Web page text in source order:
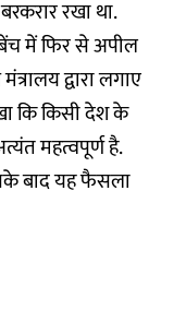
रखा था.
में फिर से अपील
द्वारा लगाए
कि किसी देश के
महत्वपूर्ण है.
बाद यह फैसला